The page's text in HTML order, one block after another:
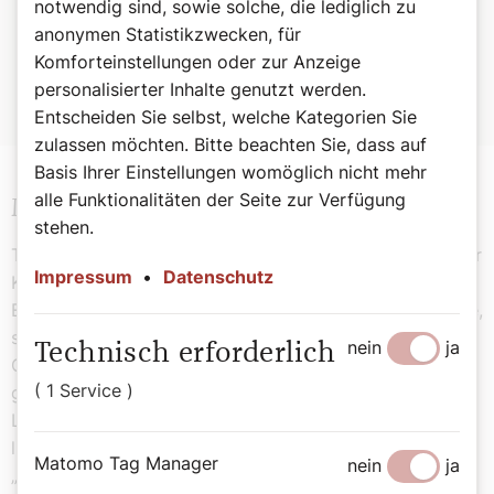
Zur Wiener Kirchenprovinz gehören die Erzdiözese Wien
sowie die Diözesen Sankt Pölten, Eisenstadt und Linz. Zur
Salzburger Kirchenprovinz gehören die Erzdiözese
Salzburg sowie die Diözesen Graz-Seckau, Gurk-
Klagenfurt, Innsbruck und Feldkirch.
Mystik statt Kulturchristentum
Trotz aller Strukturfragen sieht Grünwidl die Zukunft der
Kirche nicht primär darin, sondern in der geistlichen
Erneuerung. Die Seelsorge brauche weniger Funktionäre,
sondern vielmehr „Mystikerinnen und Mystiker“, so sein
Credo. Wer kirchlich tätig sei, müsse zuerst das eigene
geistliche Leben pflegen. Menschen mit „abweichender
Lebensführung“ oder Glaubenszweifler sollten auf „ein
liebendes Herz“ treffen, und statt oberflächlichem
„Kulturchristentum“ brauche es eine persönliche
notwendig sind, sowie solche, die lediglich zu
anonymen Statistikzwecken, für
Komforteinstellungen oder zur Anzeige
personalisierter Inhalte genutzt werden.
Entscheiden Sie selbst, welche Kategorien Sie
zulassen möchten. Bitte beachten Sie, dass auf
Basis Ihrer Einstellungen womöglich nicht mehr
alle Funktionalitäten der Seite zur Verfügung
stehen.
Impressum • Datenschutz
Technisch erforderlich
( 1 Service )
nein ja
Matomo Tag Manager nein ja